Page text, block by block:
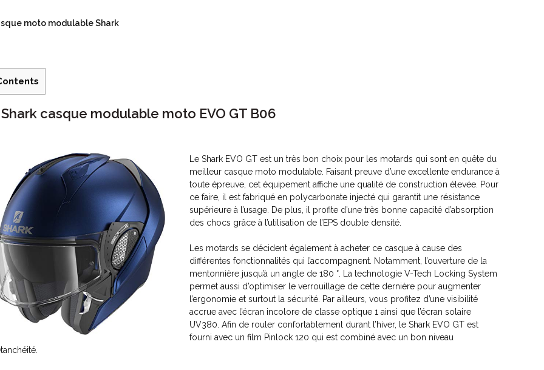
moto modulable Shark
Shark casque modulable moto EVO GT B06
Le Shark EVO GT est un très bon choix pour les motards qui sont en quête du
meilleur casque moto modulable. Faisant preuve d’une excellente endurance à
toute épreuve, cet équipement affiche une qualité de construction élevée. Pour
ce faire, il est fabriqué en polycarbonate injecté qui garantit une résistance
supérieure à l’usage. De plus, il profite d’une très bonne capacité d’absorption
des chocs grâce à l’utilisation de l’EPS double densité.
Les motards se décident également à acheter ce casque à cause des
différentes fonctionnalités qui l’accompagnent. Notamment, l’ouverture de la
mentonnière jusqu’à un angle de 180 °. La technologie V-Tech Locking System
permet aussi d’optimiser le verrouillage de cette dernière pour augmenter
l’ergonomie et surtout la sécurité. Par ailleurs, vous profitez d’une visibilité
accrue avec l’écran incolore de classe optique 1 ainsi que l’écran solaire
UV380. Afin de rouler confortablement durant l’hiver, le Shark EVO GT est
fourni avec un film Pinlock 120 qui est combiné avec un bon niveau